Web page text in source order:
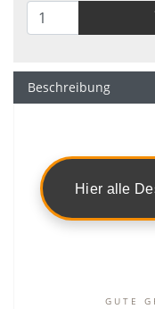
Beschreibung
Hier alle
GUTE